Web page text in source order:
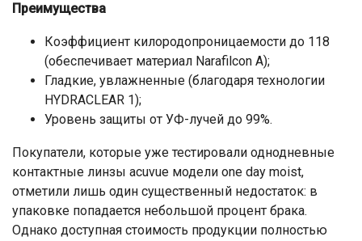
Преимущества
Коэффициент килородопроницаемости до 118
(обеспечивает материал Narafilcon A);
Гладкие, увлажненные (благодаря технологии
HYDRACLEAR 1);
Уровень защиты от УФ-лучей до 99%.
Покупатели, которые уже тестировали однодневные
контактные линзы acuvue модели one day moist,
отметили лишь один существенный недостаток: в
упаковке попадается небольшой процент брака.
Однако доступная стоимость продукции полностью